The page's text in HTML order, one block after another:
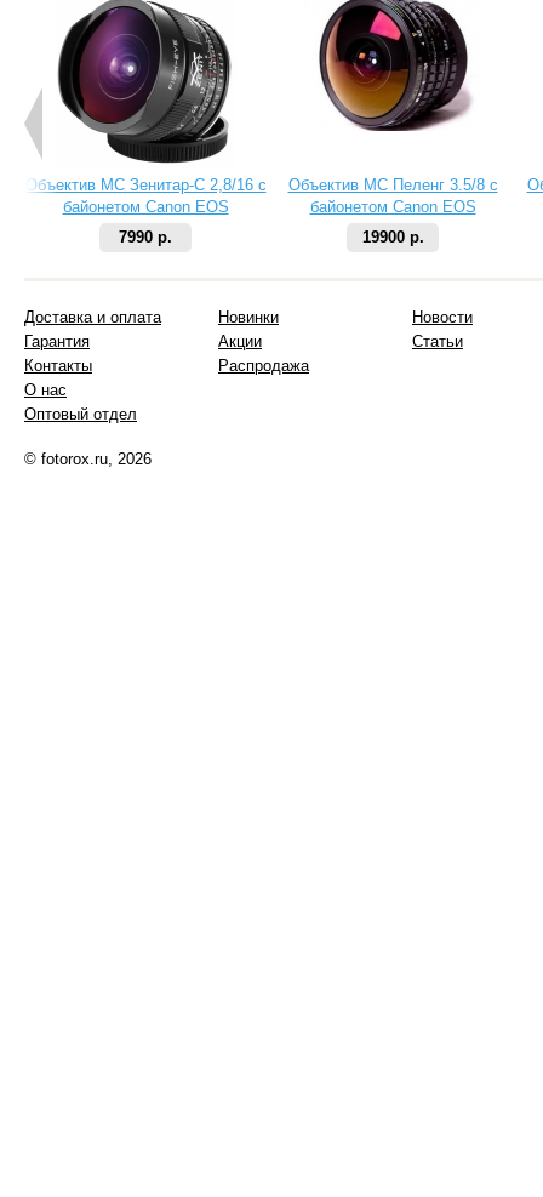
Объектив МС Зенитар-C 2,8/16 с
байонетом Canon EOS
7990 р.
Объектив МС Пеленг 3.5/8 с
байонетом Canon EOS
19900 р.
Доставка и оплата
Гарантия
Контакты
О нас
Оптовый отдел
Новинки
Акции
Распродажа
Новости
Статьи
© fotorox.ru, 2026